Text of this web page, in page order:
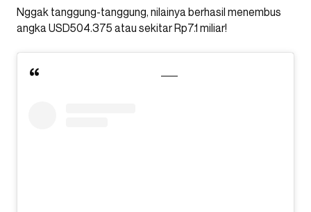
Nggak tanggung-tanggung, nilainya berhasil menembus
angka USD504.375 atau sekitar Rp7.1 miliar!